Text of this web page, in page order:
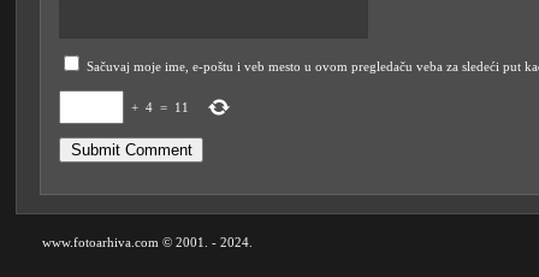
Sačuvaj moje ime, e-poštu i veb mesto u ovom pregledaču veba za sledeći put
+ 4 = 11
www.fotoarhiva.com © 2001. - 2024.